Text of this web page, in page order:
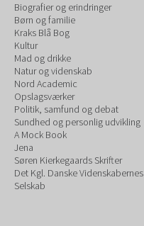
Biografier og erindringer
Børn og familie
Kraks Blå Bog
Kultur
Mad og drikke
Natur og videnskab
Nord Academic
Opslagsværker
Politik, samfund og debat
Sundhed og personlig udvikling
A Mock Book
Jena
Søren Kierkegaards Skrifter
Det Kgl. Danske Videnskabernes
Selskab